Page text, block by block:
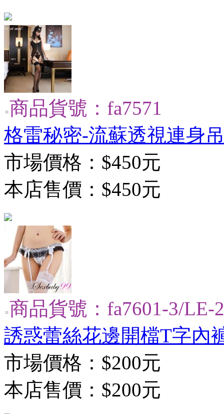
商品貨號：fa7571
格雷秘密-流蘇透視連身
市場價格： $450元
本店售價： $450元
商品貨號：fa7601-3/LE-
誘惑蕾絲花邊開檔T字內
市場價格： $200元
本店售價： $200元